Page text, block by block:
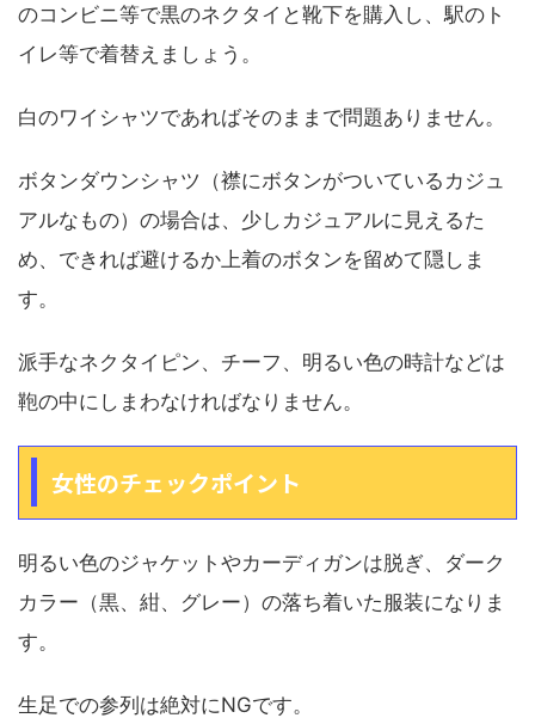
のコンビニ等で黒のネクタイと靴下を購入し、駅のト
イレ等で着替えましょう。
白のワイシャツであればそのままで問題ありません。
ボタンダウンシャツ（襟にボタンがついているカジュ
アルなもの）の場合は、少しカジュアルに見えるた
め、できれば避けるか上着のボタンを留めて隠しま
す。
派手なネクタイピン、チーフ、明るい色の時計などは
鞄の中にしまわなければなりません。
女性のチェックポイント
明るい色のジャケットやカーディガンは脱ぎ、ダーク
カラー（黒、紺、グレー）の落ち着いた服装になりま
す。
生足での参列は絶対にNGです。